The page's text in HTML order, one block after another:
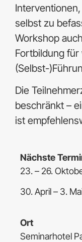
selbst zu
Workshop
Fortbildung
(Selbst-
Die
beschränkt –
ist
Nächste
23.– 26.
30. April – 3.
Ort
Seminarhotel